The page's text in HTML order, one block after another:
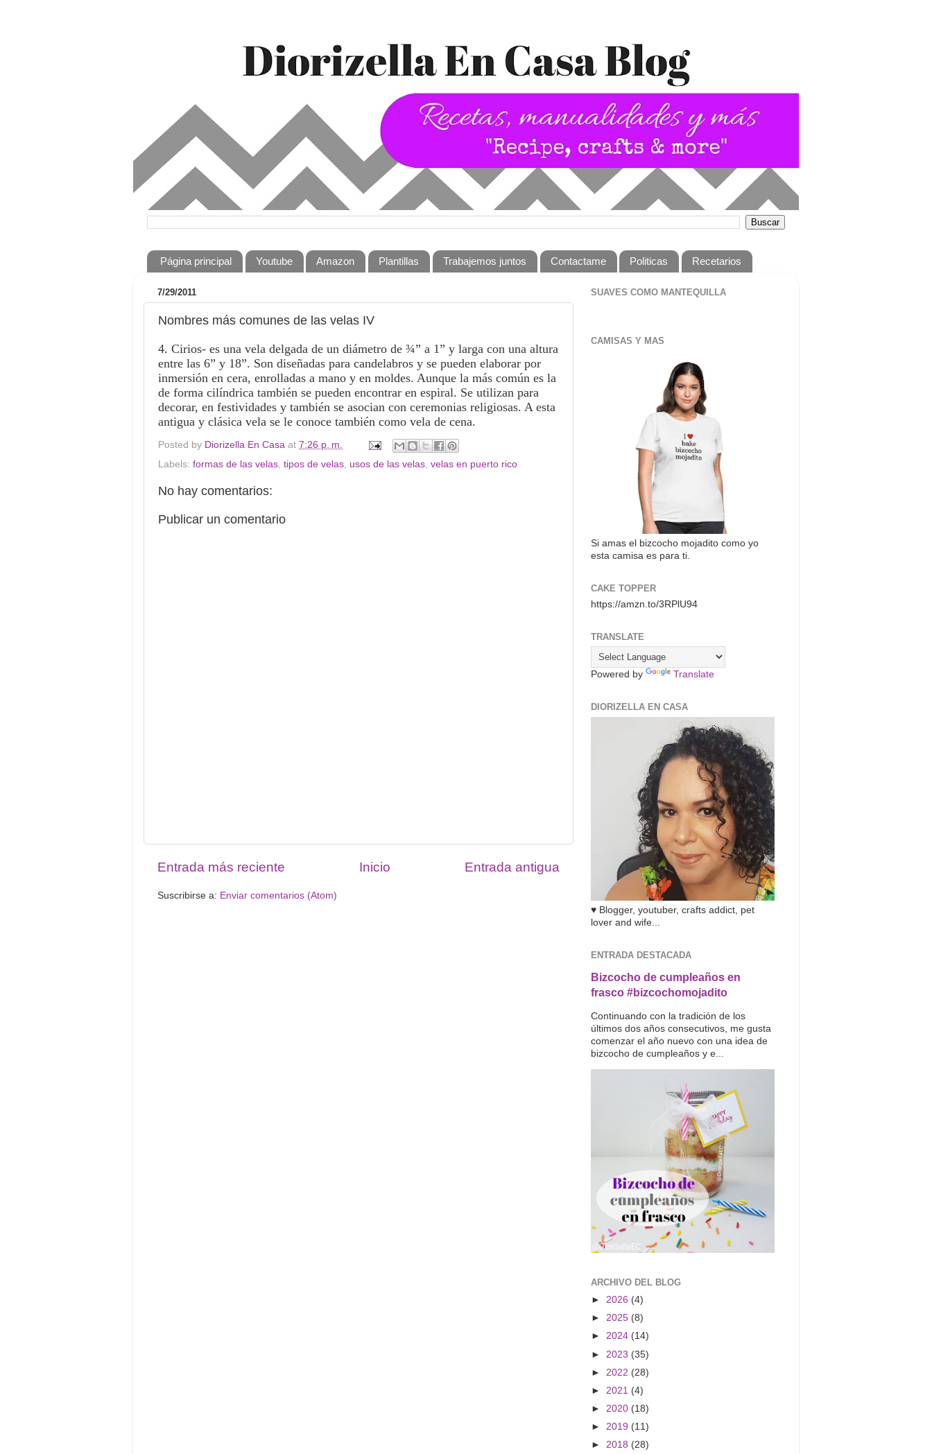
Página principal Youtube Amazon Plantillas Trabajemos juntos Contactame Politicas Recetarios
7/29/2011
Nombres más comunes de las velas IV
4. Cirios- es una vela delgada de un diámetro de ¾” a 1” y larga con una altura
entre las 6” y 18”. Son diseñadas para candelabros y se pueden elaborar por
inmersión en cera, enrolladas a mano y en moldes. Aunque la más común es la
de forma cilíndrica también se pueden encontrar en espiral. Se utilizan para
decorar, en festividades y también se asocian con ceremonias religiosas. A esta
antigua y clásica vela se le conoce también como vela de cena.
Posted by Diorizella En Casa at 7:26 p. m.
Labels: formas de las velas tipos de velas usos de las velas velas en puerto rico
No hay comentarios:
Publicar un comentario
Entrada más reciente Entrada antigua
Inicio
Suscribirse a: Enviar comentarios (Atom)
SUAVES COMO MANTEQUILLA
CAMISAS Y MAS
Si amas el bizcocho mojadito como yo
esta camisa es para ti.
CAKE TOPPER
https://amzn.to/3RPlU94
TRANSLATE
Powered by Translate
DIORIZELLA EN CASA
♥ Blogger, youtuber, crafts addict, pet
lover and wife...
ENTRADA DESTACADA
Bizcocho de cumpleaños en
frasco #bizcochomojadito
Continuando con la tradición de los
últimos dos años consecutivos, me gusta
comenzar el año nuevo con una idea de
bizcocho de cumpleaños y e...
ARCHIVO DEL BLOG
► 2026 (4)
► 2025 (8)
► 2024 (14)
► 2023 (35)
► 2022 (28)
► 2021 (4)
► 2020 (18)
► 2019 (11)
► 2018 (28)